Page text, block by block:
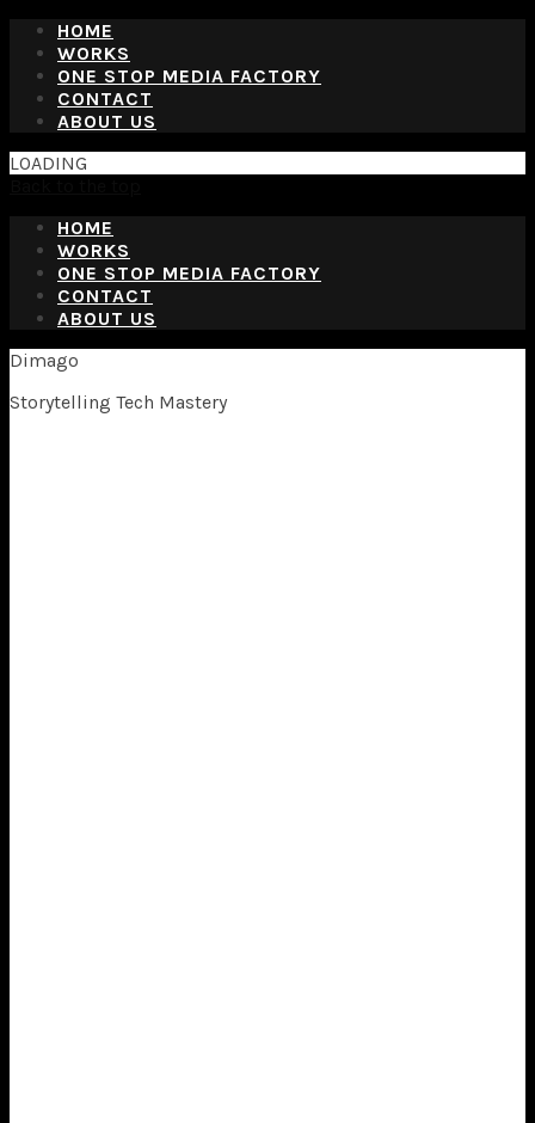
HOME
WORKS
ONE STOP MEDIA FACTORY
CONTACT
ABOUT US
LOADING
HOME
WORKS
ONE STOP MEDIA FACTORY
CONTACT
ABOUT US
Dimago
Storytelling Tech Mastery